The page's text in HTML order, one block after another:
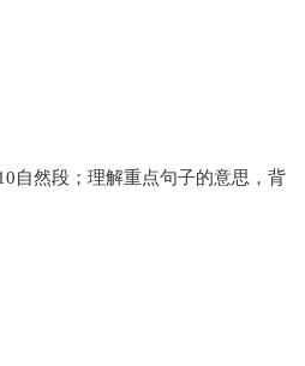
自然段；理解重点句子的意思，背